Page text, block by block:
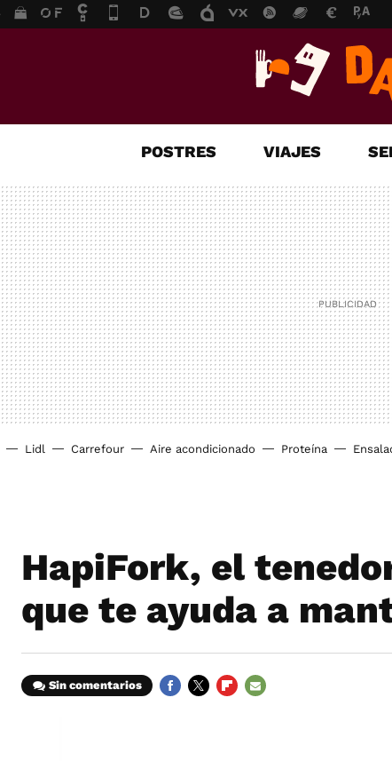
POSTRES VIAJES
Lidl Carrefour Aire acondicionado Proteína
HapiFork, el
que te ayuda a
Sin comentarios